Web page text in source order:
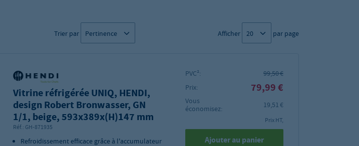
Trier par Afficher par page
Vitrine réfrigérée UNIQ, HENDI,
design Robert Bronwasser, GN
1/1, beige, 593x389x(H)147 mm
Réf.: GH-871935
Refroidissement efficace grâce à l'accumulateur
PVC²:
99,50 €
Prix:
79,99 €
Vous
économisez:
19,51 €
Prix HT,
Ajouter au panier